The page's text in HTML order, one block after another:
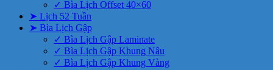
✓ Bìa Lịch Offset 40×60
➤ Lịch 52 Tuần
➤ Bìa Lịch Gập
✓ Bìa Lịch Gập Laminate
✓ Bìa Lịch Gập Khung Nâu
✓ Bìa Lịch Gập Khung Vàng